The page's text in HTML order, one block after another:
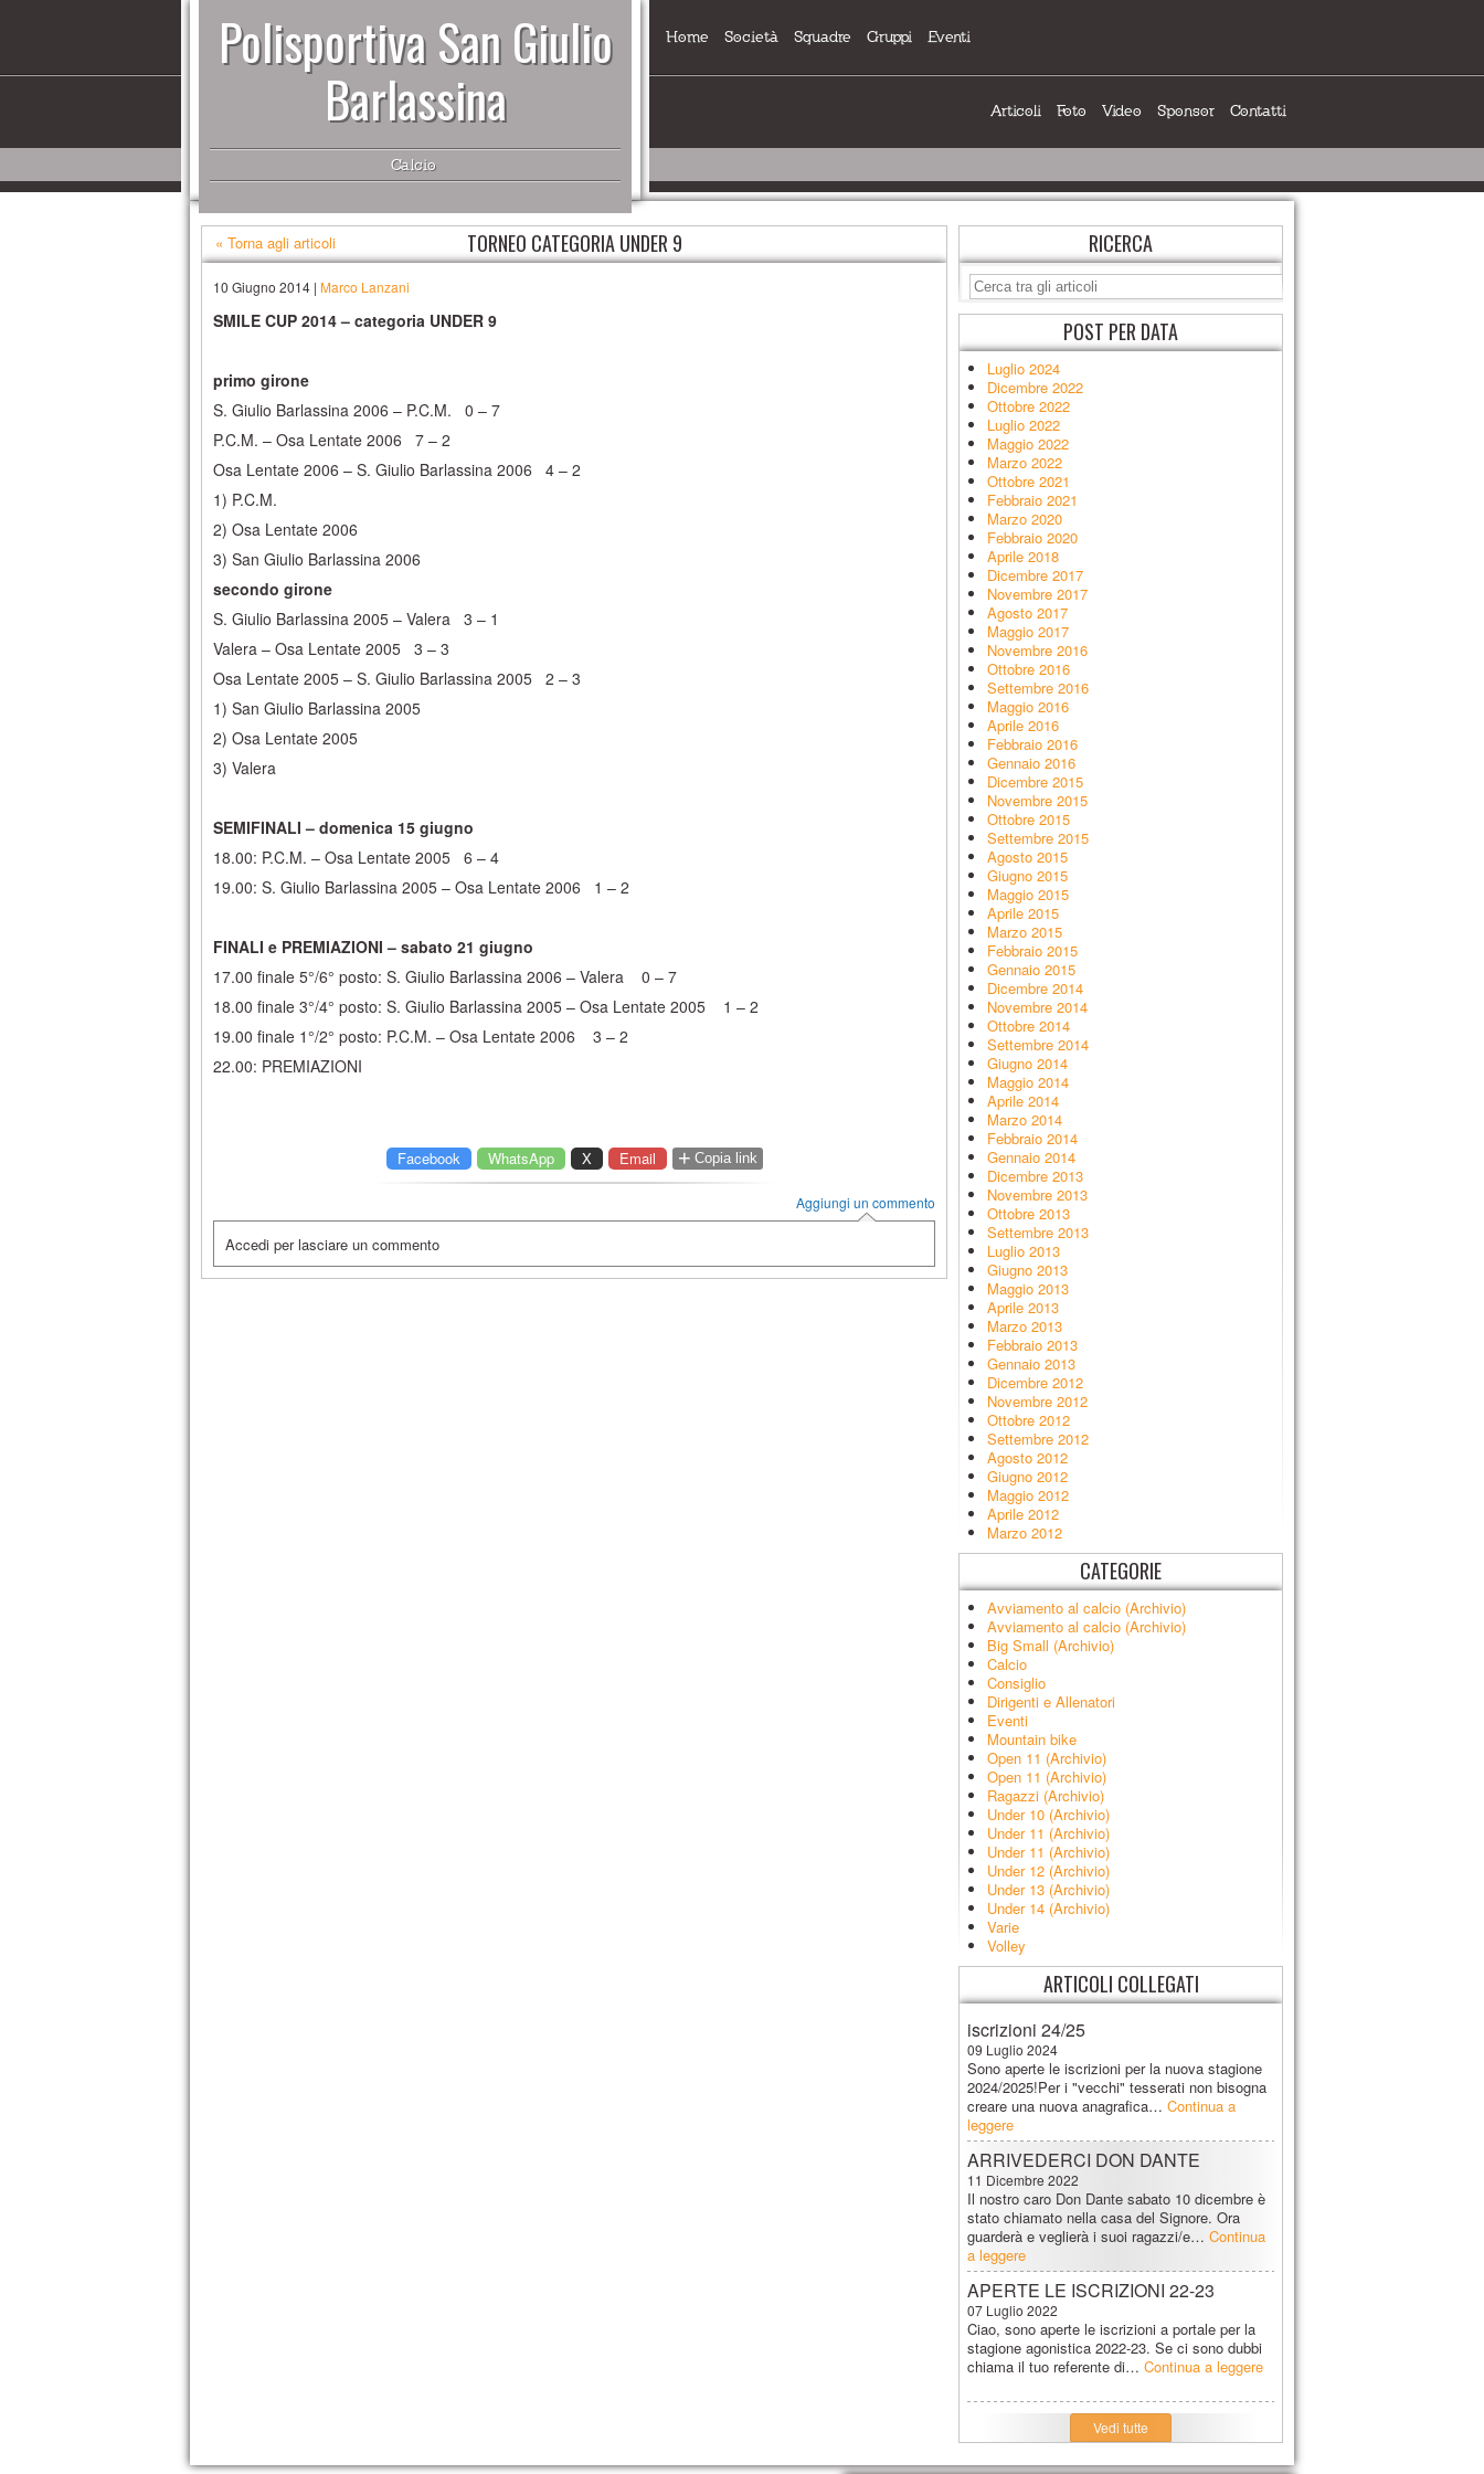
Polisportiva San Giulio
Barlassina
Calcio
Home Società Squadre Gruppi Eventi
Articoli Foto Video Sponsor Contatti
RICERCA
POST PER DATA
Luglio 2024
Dicembre 2022
Ottobre 2022
Luglio 2022
Maggio 2022
Marzo 2022
Ottobre 2021
Febbraio 2021
Marzo 2020
Febbraio 2020
Aprile 2018
Dicembre 2017
Novembre 2017
Agosto 2017
Maggio 2017
Novembre 2016
Ottobre 2016
Settembre 2016
Maggio 2016
Aprile 2016
Febbraio 2016
Gennaio 2016
Dicembre 2015
Novembre 2015
Ottobre 2015
Settembre 2015
Agosto 2015
Giugno 2015
Maggio 2015
Aprile 2015
Marzo 2015
Febbraio 2015
Gennaio 2015
Dicembre 2014
Novembre 2014
Ottobre 2014
Settembre 2014
Giugno 2014
Maggio 2014
Aprile 2014
Marzo 2014
Febbraio 2014
Gennaio 2014
Dicembre 2013
Novembre 2013
Ottobre 2013
Settembre 2013
Luglio 2013
Giugno 2013
Maggio 2013
Aprile 2013
Marzo 2013
Febbraio 2013
Gennaio 2013
Dicembre 2012
Novembre 2012
Ottobre 2012
Settembre 2012
Agosto 2012
Giugno 2012
Maggio 2012
Aprile 2012
Marzo 2012
CATEGORIE
Avviamento al calcio (Archivio)
Avviamento al calcio (Archivio)
Big Small (Archivio)
Calcio
Consiglio
Dirigenti e Allenatori
Eventi
Mountain bike
Open 11 (Archivio)
Open 11 (Archivio)
Ragazzi (Archivio)
Under 10 (Archivio)
Under 11 (Archivio)
Under 11 (Archivio)
Under 12 (Archivio)
Under 13 (Archivio)
Under 14 (Archivio)
Varie
Volley
ARTICOLI COLLEGATI
iscrizioni 24/25
09 Luglio 2024
Sono aperte le iscrizioni per la nuova stagione
2024/2025!Per i "vecchi" tesserati non bisogna
creare una nuova anagrafica…Continua a
leggere
ARRIVEDERCI DON DANTE
11 Dicembre 2022
Il nostro caro Don Dante sabato 10 dicembre è
stato chiamato nella casa del Signore. Ora
guarderà e veglierà i suoi ragazzi/e…Continua
a leggere
APERTE LE ISCRIZIONI 22-23
07 Luglio 2022
Ciao, sono aperte le iscrizioni a portale per la
stagione agonistica 2022-23. Se ci sono dubbi
chiama il tuo referente di…Continua a leggere
Vedi tutte
« Torna agli articoli TORNEO CATEGORIA UNDER 9
10 Giugno 2014 | Marco Lanzani
SMILE CUP 2014 – categoria UNDER 9
primo girone
S. Giulio Barlassina 2006 – P.C.M. 0 – 7
P.C.M. – Osa Lentate 2006 7 – 2
Osa Lentate 2006 – S. Giulio Barlassina 2006 4 – 2
1) P.C.M.
2) Osa Lentate 2006
3) San Giulio Barlassina 2006
secondo girone
S. Giulio Barlassina 2005 – Valera 3 – 1
Valera – Osa Lentate 2005 3 – 3
Osa Lentate 2005 – S. Giulio Barlassina 2005 2 – 3
1) San Giulio Barlassina 2005
2) Osa Lentate 2005
3) Valera
SEMIFINALI – domenica 15 giugno
18.00: P.C.M. – Osa Lentate 2005 6 – 4
19.00: S. Giulio Barlassina 2005 – Osa Lentate 2006 1 – 2
FINALI e PREMIAZIONI – sabato 21 giugno
17.00 finale 5°/6° posto: S. Giulio Barlassina 2006 – Valera 0 – 7
18.00 finale 3°/4° posto: S. Giulio Barlassina 2005 – Osa Lentate 2005 1 – 2
19.00 finale 1°/2° posto: P.C.M. – Osa Lentate 2006 3 – 2
22.00: PREMIAZIONI
Facebook WhatsApp X Email + Copia link
Aggiungi un commento
Accedi per lasciare un commento